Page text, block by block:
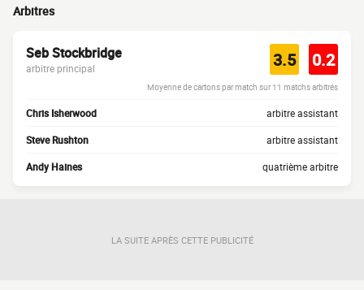
Arbitres
Seb Stockbridge
arbitre principal 3.5 0.2
Moyenne de cartons par match sur 11 matchs arbitrés
Chris Isherwood arbitre assistant
Steve Rushton arbitre assistant
Andy Haines quatrième arbitre
LA SUITE APRÈS CETTE PUBLICITÉ